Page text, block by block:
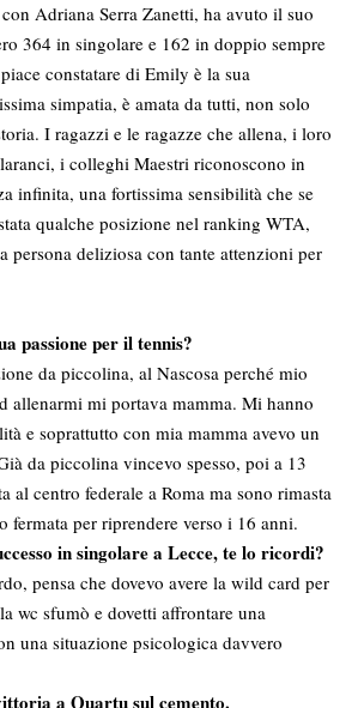
Adriana Serra Zanetti, ha avuto il suo
364 in singolare e 162 in doppio sempre
constatare di Emily è la sua
simpatia, è amata da tutti, non solo
I ragazzi e le ragazze che allena, i loro
i colleghi Maestri riconoscono in
infinita, una fortissima sensibilità che se
qualche posizione nel ranking WTA,
persona deliziosa con tante attenzioni per
passione per il tennis?
da piccolina, al Nascosa perché mio
allenarmi mi portava mamma. Mi hanno
e soprattutto con mia mamma avevo un
da piccolina vincevo spesso, poi a 13
al centro federale a Roma ma sono rimasta
fermata per riprendere verso i 16 anni.
in singolare a Lecce, te lo ricordi?
pensa che dovevo avere la wild card per
wc sfumò e dovetti affrontare una
una situazione psicologica davvero
a Quartu sul cemento.